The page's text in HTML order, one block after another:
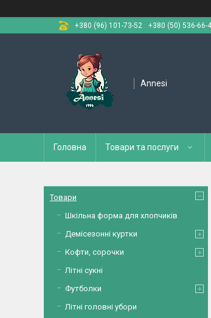
+380 (96) 101-73-52
+380 (50) 536-66-
Annesi
Головна Товари та послуги
Товари
Шкільна форма для хлопчиків
Демісезонні куртки
Кофти, сорочки
Літні сукні
Футболки
Літні головні убори